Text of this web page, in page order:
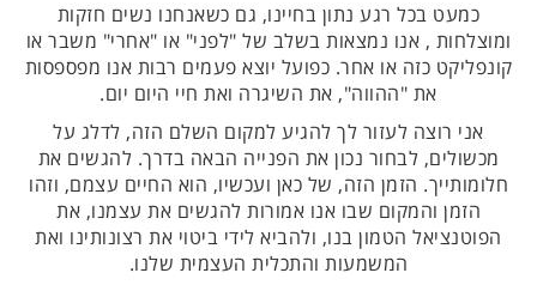
כמעט בכל רגע נתון בחיינו, גם כשאנחנו נשים חזקות
ומוצלחות , אנו נמצאות בשלב של "לפני" או "אחרי" משבר או
קונפליקט כזה או אחר. כפועל יוצא פעמים רבות אנו מפספסות
את "ההווה", את השיגרה ואת חיי היום יום.
אני רוצה לעזור לך להגיע למקום השלם הזה, לדלג על
מכשולים, לבחור נכון את הפנייה הבאה בדרך. להגשים את
חלומותייך. הזמן הזה, של כאן ועכשיו, הוא החיים עצמם, וזהו
הזמן והמקום שבו אנו אמורות להגשים את עצמנו, את
הפוטנציאל הטמון בנו, ולהביא לידי ביטוי את רצונותינו ואת
המשמעות והתכלית העצמית שלנו.